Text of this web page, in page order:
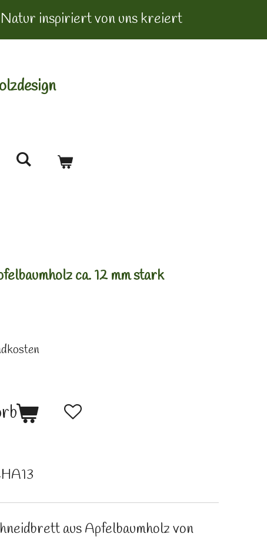
inspiriert von uns kreiert
ca. 12 mm stark
aus Apfelbaumholz von